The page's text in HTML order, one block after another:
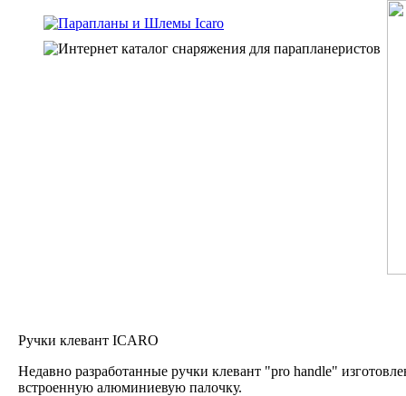
Ручки клевант ICARO
Недавно разработанные ручки клевант "pro handle"
встроенную алюминиевую палочку.